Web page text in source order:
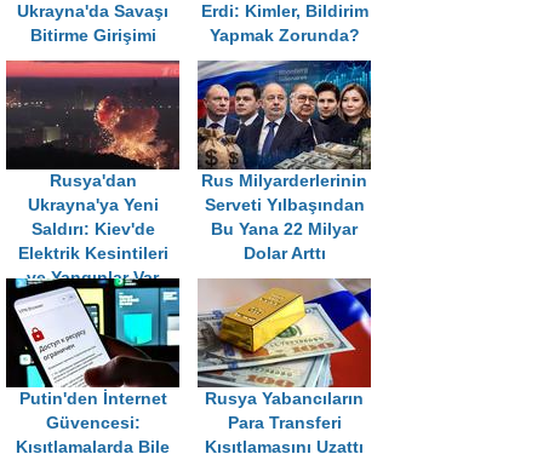
Ukrayna'da Savaşı
Bitirme Girişimi
Erdi: Kimler, Bildirim
Yapmak Zorunda?
Rusya'dan
Ukrayna'ya Yeni
Saldırı: Kiev'de
Elektrik Kesintileri
ve Yangınlar Var
Rus Milyarderlerinin
Serveti Yılbaşından
Bu Yana 22 Milyar
Dolar Arttı
Putin'den İnternet
Güvencesi:
Kısıtlamalarda Bile
Rusya Yabancıların
Para Transferi
Kısıtlamasını Uzattı